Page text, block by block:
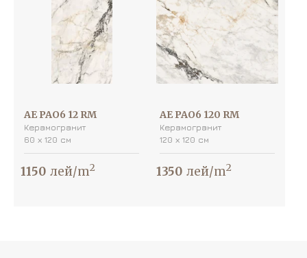
AE PAO6 12 RM
Керамогранит
60 х 120 см
1150 лей/m2
AE PAO6 120 RM
Керамогранит
120 х 120 см
1350 лей/m2